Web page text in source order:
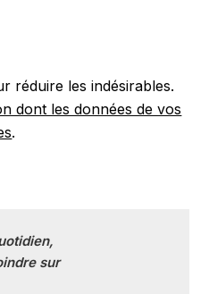
réduire les indésirables.
dont les données de vos
.
sur